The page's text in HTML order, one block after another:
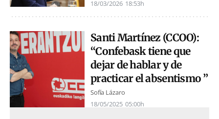
18/03/2026 18:53h
Santi Martínez (CCOO):
“Confebask tiene que
dejar de hablar y de
practicar el absentismo ”
Sofía Lázaro
18/05/2025 05:00h